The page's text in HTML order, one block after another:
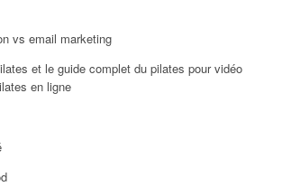
vs email marketing
et le guide complet du pilates pour vidéo
en ligne